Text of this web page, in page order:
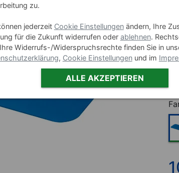
zu.
jederzeit Cookie Einstellungenändern, Ihre
für die Zukunft widerrufen oder ablehnen.
Widerrufs-/Widerspruchsrechte finden Sie in
, Cookie Einstellungenund im
ALLE AKZEPTIEREN